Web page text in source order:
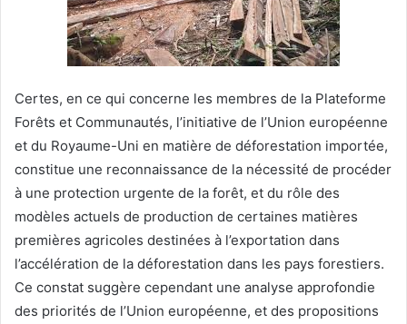
r
i
e
l
Certes, en ce qui concerne les membres de la Plateforme
Forêts et Communautés, l’initiative de l’Union européenne
et du Royaume-Uni en matière de déforestation importée,
constitue une reconnaissance de la nécessité de procéder
à une protection urgente de la forêt, et du rôle des
modèles actuels de production de certaines matières
premières agricoles destinées à l’exportation dans
l’accélération de la déforestation dans les pays forestiers.
Ce constat suggère cependant une analyse approfondie
des priorités de l’Union européenne, et des propositions